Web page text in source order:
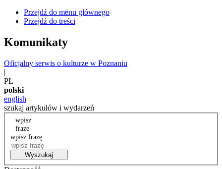
Przejdź do menu głównego
Przejdź do treści
Komunikaty
Oficjalny serwis o kulturze w Poznaniu
|
PL
polski
english
szukaj artykułów i wydarzeń
wpisz
frazę
wpisz frazę
Wyszukaj